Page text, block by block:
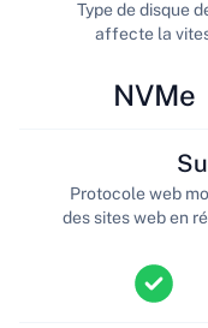
NVMe
Type de disque
affecte la
Protocole web
des sites web en